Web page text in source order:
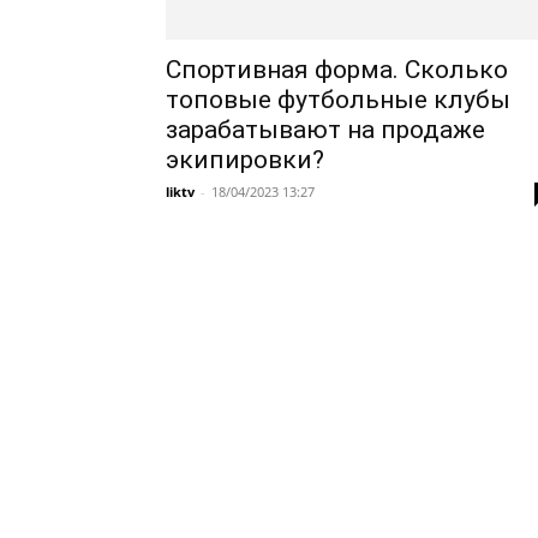
Спортивная форма. Сколько
топовые футбольные клубы
зарабатывают на продаже
экипировки?
liktv - 18/04/2023 13:27